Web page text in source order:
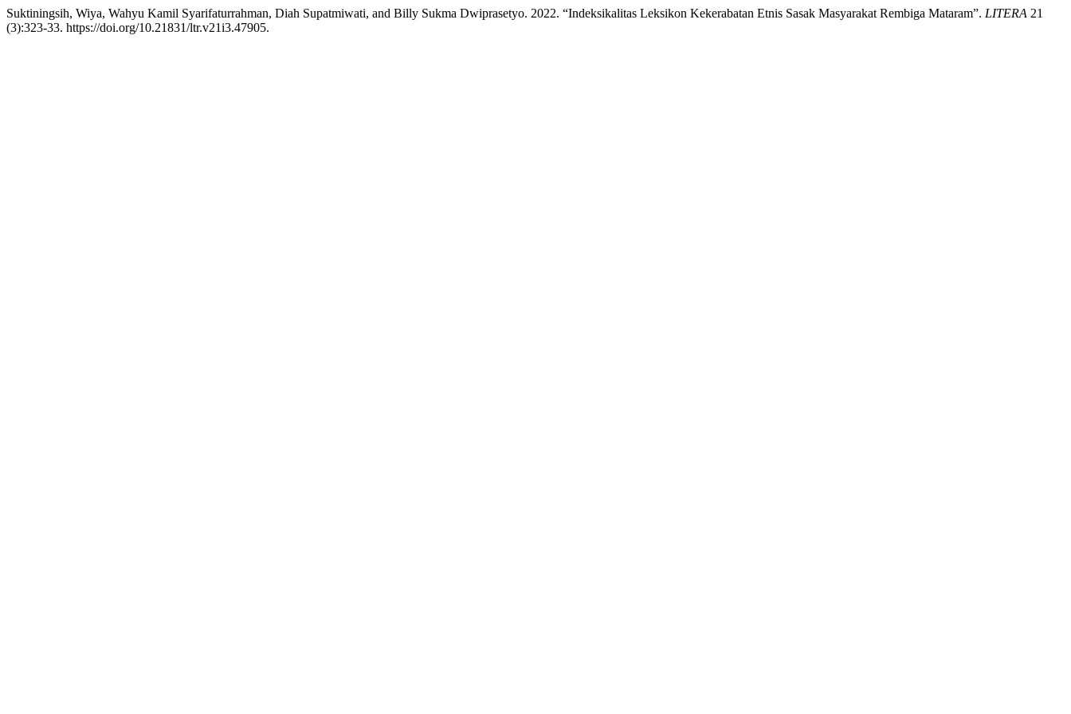
Suktiningsih, Wiya, Wahyu Kamil Syarifaturrahman, Diah Supatmiwati, and Billy Sukma Dwiprasetyo. 2022. “Indeksikalitas Leksikon Kekerabatan Etnis Sasak Masyarakat Rembiga Mataram”. LITERA 21
(3):323-33. https://doi.org/10.21831/ltr.v21i3.47905.